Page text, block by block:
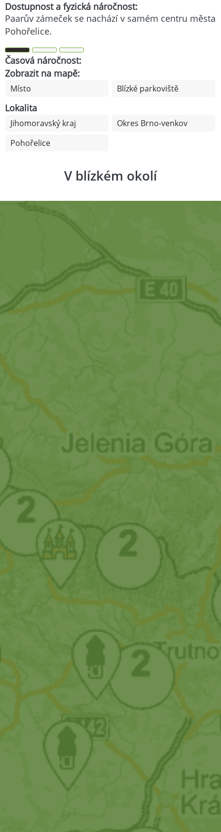
Dostupnost a fyzická náročnost:
Paarův zámeček se nachází v samém centru města
Pohořelice.
Časová náročnost:
Zobrazit na mapě:
Místo Blízké parkoviště
Lokalita
Jihomoravský kraj
Okres Brno-venkov
Pohořelice
V blízkém okolí